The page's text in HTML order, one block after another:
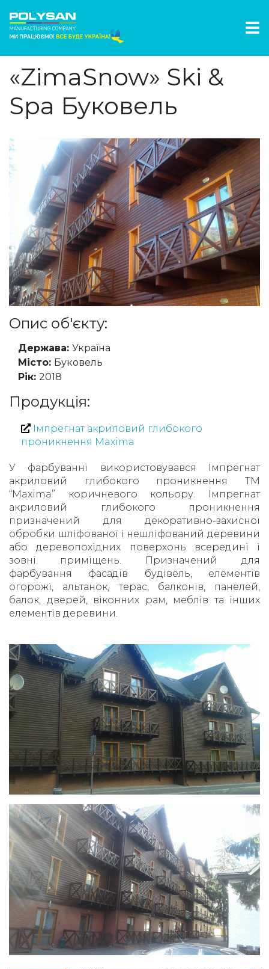
«ZimaSnow» Ski &
Spa Буковель
Опис об'єкту:
Держава: Україна
Місто: Буковель
Рік: 2018
Продукція:
Імпрегнат акриловий глибокого
проникнення Maxima
У фарбуванні використовувався Імпрегнат
акриловий глибокого проникнення TM
“Maxima” коричневого кольору. Імпрегнат
акриловий глибокого проникнення
призначений для декоративно-захисної
обробки шліфованої і нешліфований деревини
або деревопохідних поверхонь всередині і
зовні приміщень. Призначений для
фарбування фасадів будівель, елементів
огорожі, альтанок, терас, балконів, панелей,
балок, дверей, віконних рам, меблів та інших
елементів деревини.